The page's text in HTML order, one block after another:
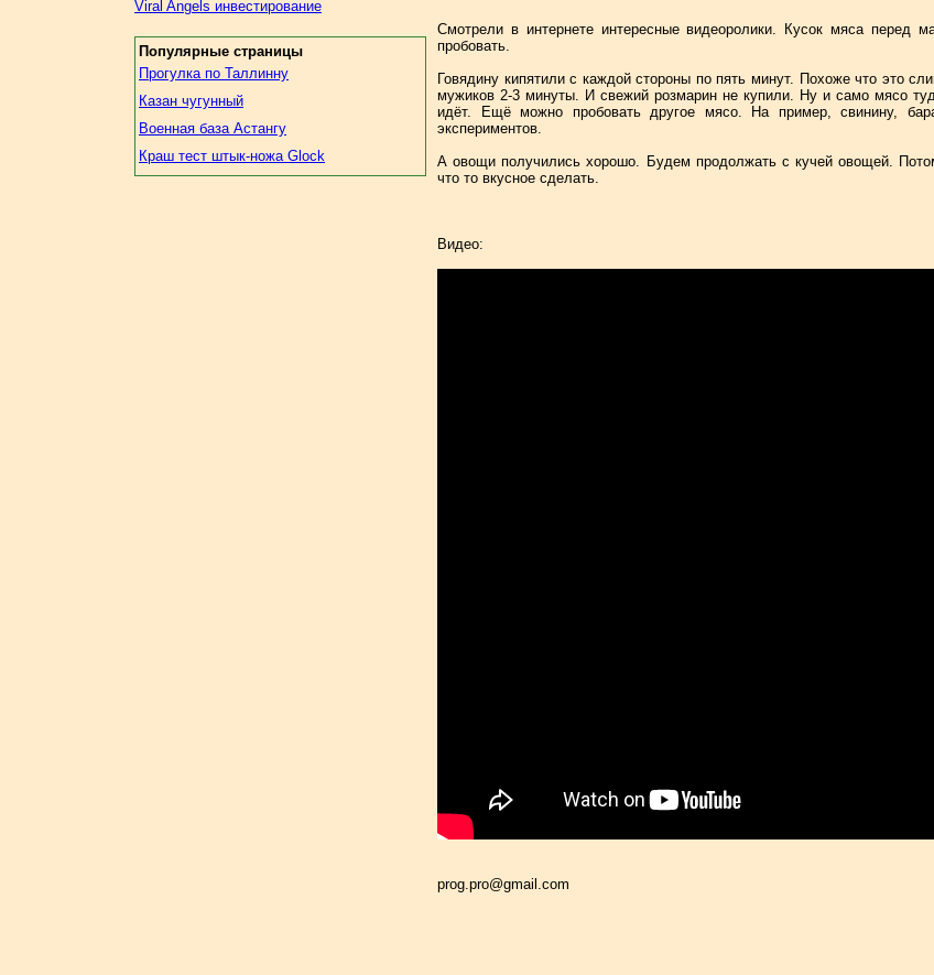
Viral Angels инвестирование
Популярные страницы
Прогулка по Таллинну
Казан чугунный
Военная база Астангу
Краш тест штык-ножа Glock
Смотрели в интернете интересные видеоролики. Кусок мяса перед
пробовать.
Говядину кипятили с каждой стороны по пять минут. Похоже что это
мужиков 2-3 минуты. И свежий розмарин не купили. Ну и само мясо
идёт. Ещё можно пробовать другое мясо. На пример, свинину,
экспериментов.
А овощи получились хорошо. Будем продолжать с кучей овощей.
что то вкусное сделать.
Видео:
prog.pro@gmail.com